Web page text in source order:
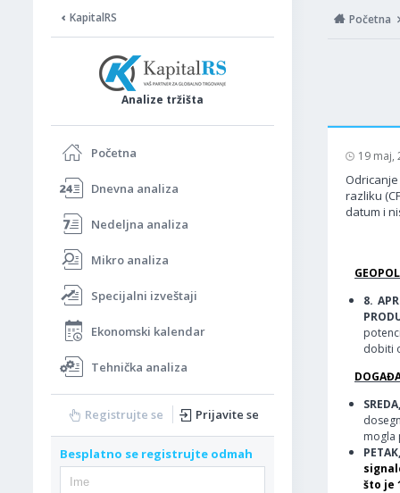
KapitalRS
Analize tržišta
Početna
Dnevna analiza
Nedeljna analiza
Mikro analiza
Specijalni izveštaji
Ekonomski kalendar
Tehnička analiza
Registrujte se Prijavite se
Besplatno se registrujte odmah
Početna
19 maj,
razliku
datum i
8.
dobiti
mogla
što je